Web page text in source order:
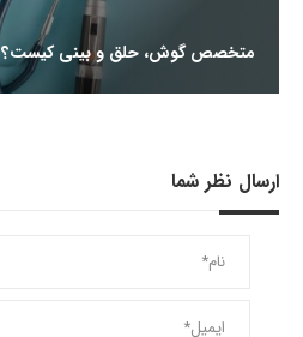
متخصص گوش، حلق و بینی کیست؟
ارسال نظر شما